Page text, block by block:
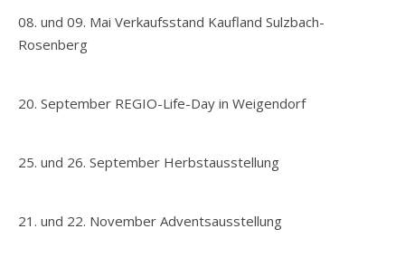
08. und 09. Mai Verkaufsstand Kaufland Sulzbach-
Rosenberg
20. September REGIO-Life-Day in Weigendorf
25. und 26. September Herbstausstellung
21. und 22. November Adventsausstellung